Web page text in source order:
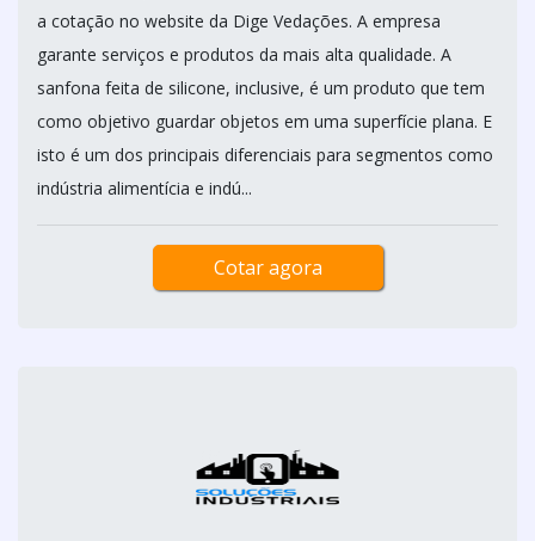
a cotação no website da Dige Vedações. A empresa
garante serviços e produtos da mais alta qualidade. A
sanfona feita de silicone, inclusive, é um produto que tem
como objetivo guardar objetos em uma superfície plana. E
isto é um dos principais diferenciais para segmentos como
indústria alimentícia e indú...
Cotar agora